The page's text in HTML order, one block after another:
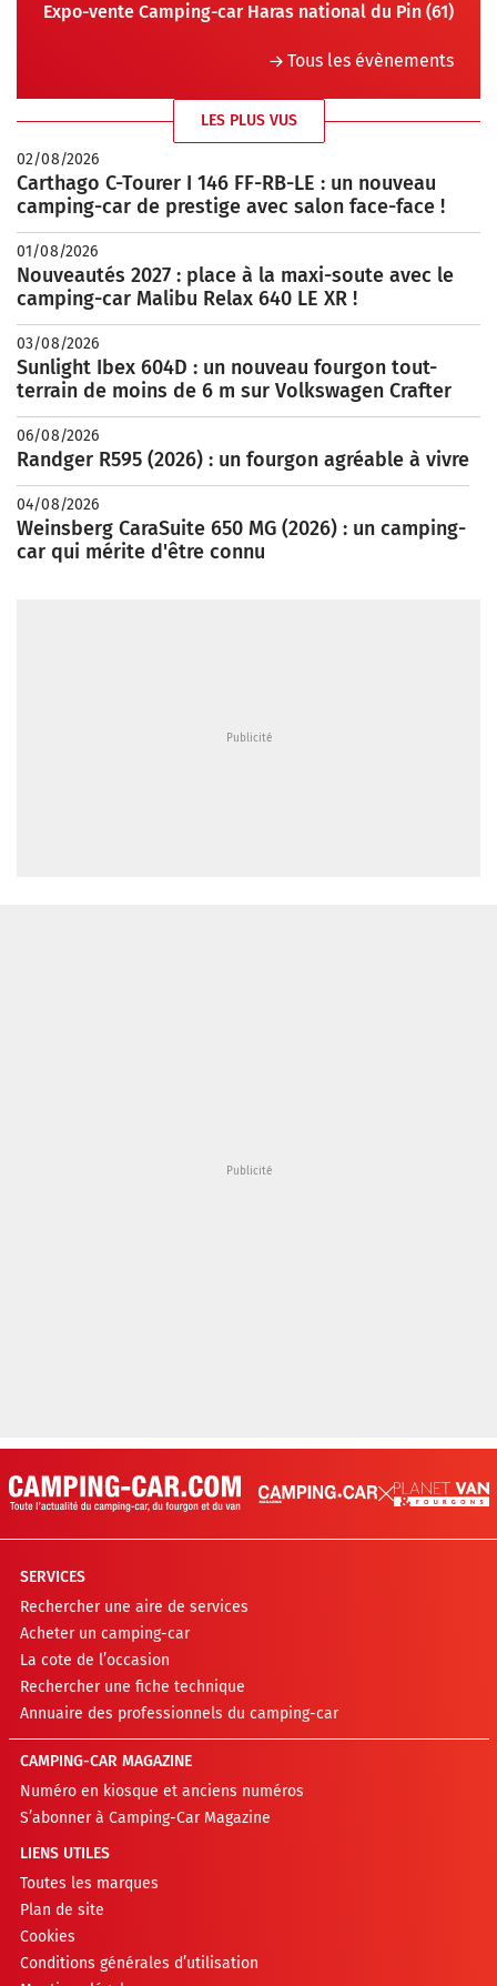
Expo-vente Camping-car Haras national du Pin (61)
Tous les évènements
LES PLUS VUS
02/08/2026
Carthago C-Tourer I 146 FF-RB-LE : un nouveau
camping-car de prestige avec salon face-face !
01/08/2026
Nouveautés 2027 : place à la maxi-soute avec le
camping-car Malibu Relax 640 LE XR !
03/08/2026
Sunlight Ibex 604D : un nouveau fourgon tout-
terrain de moins de 6 m sur Volkswagen Crafter
06/08/2026
Randger R595 (2026) : un fourgon agréable à vivre
04/08/2026
Weinsberg CaraSuite 650 MG (2026) : un camping-
car qui mérite d'être connu
SERVICES
Rechercher une aire de services
Acheter un camping-car
La cote de l’occasion
Rechercher une fiche technique
Annuaire des professionnels du camping-car
CAMPING-CAR MAGAZINE
Numéro en kiosque et anciens numéros
S’abonner à Camping-Car Magazine
LIENS UTILES
Toutes les marques
Plan de site
Cookies
Conditions générales d’utilisation